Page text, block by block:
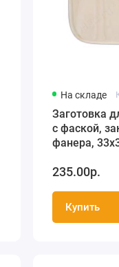
На складе
Заготовка
с фаской,
фанера,
235.00р.
Купить